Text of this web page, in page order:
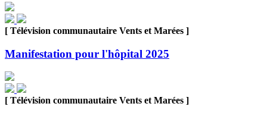
[ Télévision communautaire Vents et Marées ]
Manifestation pour l'hôpital 2025
[ Télévision communautaire Vents et Marées ]